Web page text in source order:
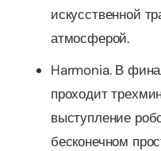
искусственной
атмосферой.
Harmonia. В
проходит
выступление
бесконечном